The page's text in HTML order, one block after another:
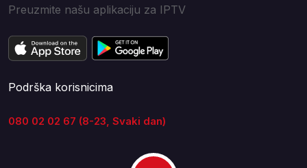
Preuzmite našu aplikaciju za IPTV
Podrška korisnicima
080 02 02 67 (8-23, Svaki dan)